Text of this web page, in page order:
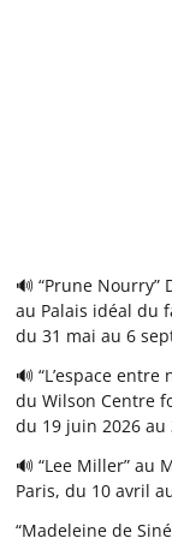
🔊 “Prune
au Palais idéal du
du 31 mai au 6
🔊 “L’espace
du Wilson Centre
du 19 juin 2026 au
🔊 “Lee Miller” au
Paris, du 10 avril
“Madeleine de